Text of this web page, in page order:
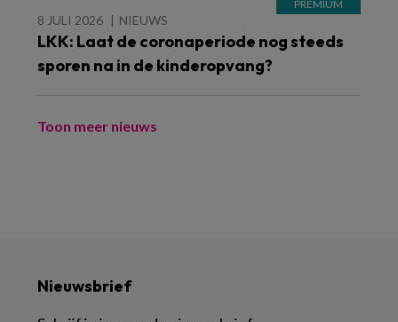
8 JULI 2026 NIEUWS
LKK: Laat de coronaperiode nog steeds
sporen na in de kinderopvang?
Toon meer nieuws
Nieuwsbrief